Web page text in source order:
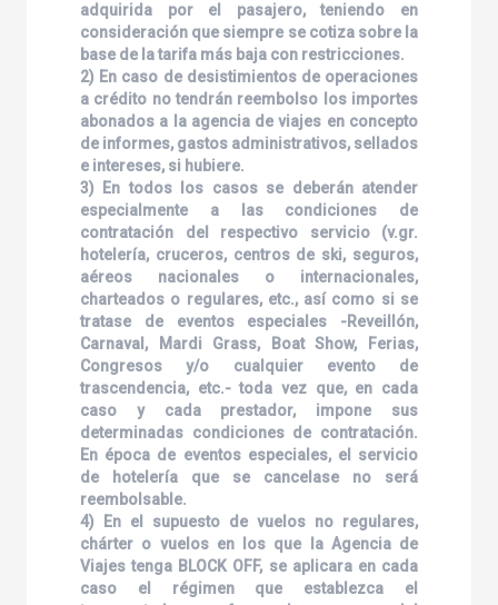
adquirida por el pasajero, teniendo en
consideración que siempre se cotiza sobre la
base de la tarifa más baja con restricciones.
2) En caso de desistimientos de operaciones
a crédito no tendrán reembolso los importes
abonados a la agencia de viajes en concepto
de informes, gastos administrativos, sellados
e intereses, si hubiere.
3) En todos los casos se deberán atender
especialmente a las condiciones de
contratación del respectivo servicio (v.gr.
hotelería, cruceros, centros de ski, seguros,
aéreos nacionales o internacionales,
charteados o regulares, etc., así como si se
tratase de eventos especiales -Reveillón,
Carnaval, Mardi Grass, Boat Show, Ferias,
Congresos y/o cualquier evento de
trascendencia, etc.- toda vez que, en cada
caso y cada prestador, impone sus
determinadas condiciones de contratación.
En época de eventos especiales, el servicio
de hotelería que se cancelase no será
reembolsable.
4) En el supuesto de vuelos no regulares,
chárter o vuelos en los que la Agencia de
Viajes tenga BLOCK OFF, se aplicara en cada
caso el régimen que establezca el